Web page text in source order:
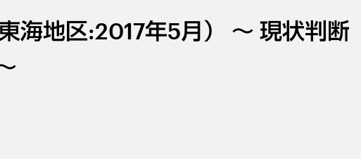
海地区:2017年5月） ～ 現状判断